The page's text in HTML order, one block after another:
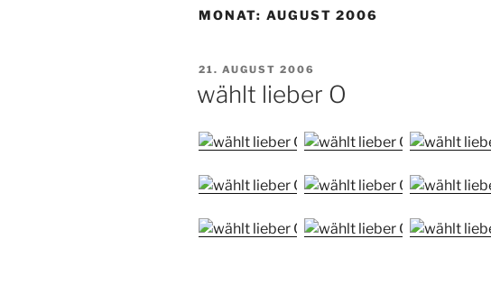
MONAT: AUGUST 2006
VERÖFFENTLICHT
21. AUGUST 2006
wählt lieber O